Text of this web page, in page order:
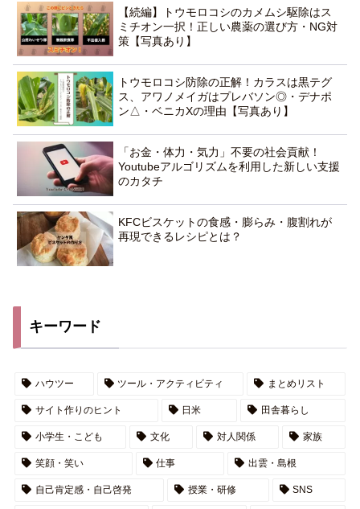
【続編】トウモロコシのカメムシ駆除はス
ミチオン一択！正しい農薬の選び方・NG対
策【写真あり】
トウモロコシ防除の正解！カラスは黒テグ
ス、アワノメイガはプレバソン◎・デナポ
ン△・ベニカXの理由【写真あり】
「お金・体力・気力」不要の社会貢献！
Youtubeアルゴリズムを利用した新しい支援
のカタチ
KFCビスケットの食感・膨らみ・腹割れが
再現できるレシピとは？
キーワード
ハウツー ツール・アクティビティ まとめリスト
サイト作りのヒント 日米 田舎暮らし
小学生・こども 文化 対人関係 家族
笑顔・笑い 仕事 出雲・島根
自己肯定感・自己啓発 授業・研修 SNS